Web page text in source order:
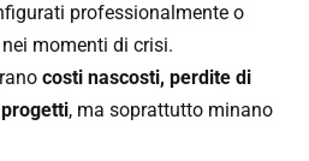
professionalmente o
momenti di crisi.
costi nascosti, perdite di
, ma soprattutto minano